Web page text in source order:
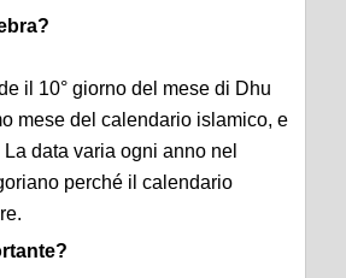
il 10° giorno del mese di Dhu
mese del calendario islamico, e
data varia ogni anno nel
perché il calendario